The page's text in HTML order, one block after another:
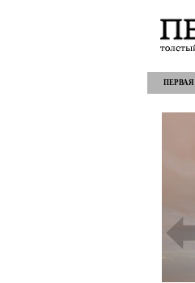
ПЕРВАЯ